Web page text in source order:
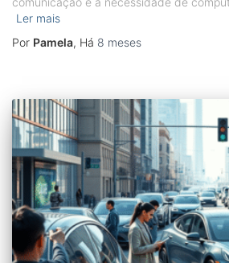
Ler mais
Por Pamela, Há 8 meses